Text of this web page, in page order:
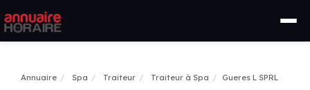
Annuaire Spa Traiteur Traiteur à Spa Gueres L SPRL